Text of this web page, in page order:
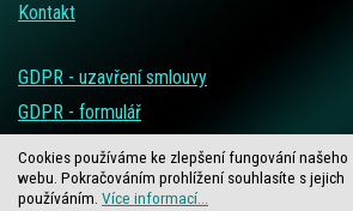
Kontakt
GDPR - uzavření smlouvy
GDPR - formulář
Vytvořil NETservis , redakční systém
Cookies používáme ke zlepšení fungování našeho
webu. Pokračováním prohlížení souhlasíte s jejich
používáním. Více informací...